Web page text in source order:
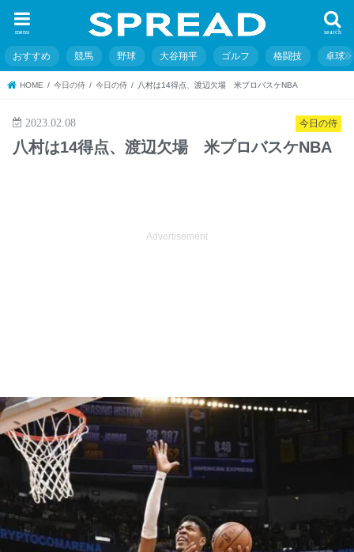
search
menu
おすすめ 競馬 野球 大谷翔平 ゴルフ 格闘技 卓球
HOME 今日の侍 今日の侍 八村は14得点、渡辺欠場 米プロバスケNBA
今日の侍
2023.02.08
八村は14得点、渡辺欠場 米プロバスケNBA
Advertisement